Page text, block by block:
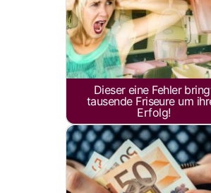
Dieser eine Fehler
tausende Friseure um
Erfolg!